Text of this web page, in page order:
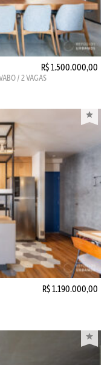
R$ 1.500.000,00
/ 2 VAGAS
R$ 1.190.000,00